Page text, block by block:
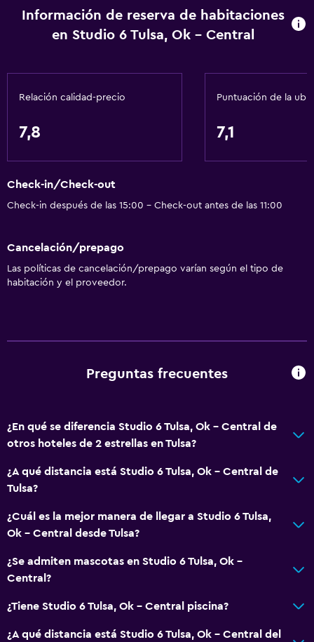
Información de reserva de habitaciones
en Studio 6 Tulsa, Ok - Central
Relación calidad-precio
7,8
Puntuación de la
7,1
Check-in/Check-out
Check-in después de las 15:00 - Check-out antes de las 11:00
Cancelación/prepago
Las políticas de cancelación/prepago varían según el tipo de
habitación y el proveedor.
Preguntas frecuentes
¿En qué se diferencia Studio 6 Tulsa, Ok - Central de
otros hoteles de 2 estrellas en Tulsa?
¿A qué distancia está Studio 6 Tulsa, Ok - Central de
Tulsa?
¿Cuál es la mejor manera de llegar a Studio 6 Tulsa,
Ok - Central desde Tulsa?
¿Se admiten mascotas en Studio 6 Tulsa, Ok -
Central?
¿Tiene Studio 6 Tulsa, Ok - Central piscina?
¿A qué distancia está Studio 6 Tulsa, Ok - Central del